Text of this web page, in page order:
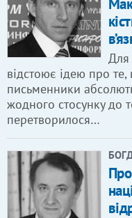
Для
відстоює ідею про те,
письменники
жодного стосунку до
перетворилося…